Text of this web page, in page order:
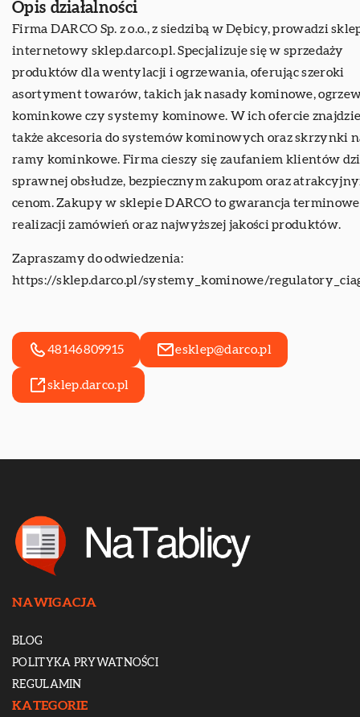
Opis działalności
Firma DARCO Sp. z o.o., z siedzibą w Dębicy, prowadzi
internetowy sklep.darco.pl. Specjalizuje się w sprzedaży
produktów dla wentylacji i ogrzewania, oferując szeroki
asortyment towarów, takich jak nasady kominowe,
kominkowe czy systemy kominowe. W ich ofercie
także akcesoria do systemów kominowych oraz skrzynki
ramy kominkowe. Firma cieszy się zaufaniem klientów
sprawnej obsłudze, bezpiecznym zakupom oraz
cenom. Zakupy w sklepie DARCO to gwarancja
realizacji zamówień oraz najwyższej jakości produktów.
Zapraszamy do odwiedzenia:
https://sklep.darco.pl/systemy_kominowe/
48146809915 esklep@darco.pl
sklep.darco.pl
NAWIGACJA
BLOG
POLITYKA PRYWATNOŚCI
REGULAMIN
KATEGORIE